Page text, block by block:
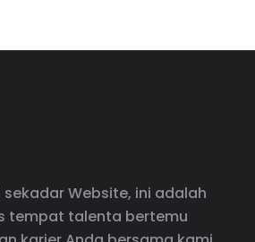
sekadar Website, ini adalah
tempat talenta bertemu